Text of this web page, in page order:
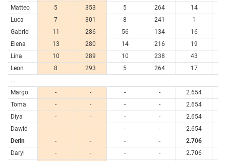
Matteo
5 353 5 264 14
Luca
7 301 8 241 1
Gabriel
11 286 56 134 16
Elena
13 280 14 216 19
Lina
10 289 10 238 43
Leon
8 293 5 264 17
...
Margo
- - - - 2.654
Toma
- - - - 2.654
Diya
- - - - 2.654
Dawid
- - - - 2.654
Derin
- - - - 2.706
Daryl
- - - - 2.706